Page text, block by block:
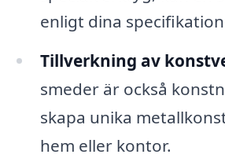
enligt dina
Tillverkning av
smeder är också
skapa unika
hem eller kontor.